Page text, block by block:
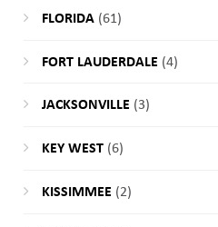
FLORIDA(61)
FORT LAUDERDALE (4)
JACKSONVILLE (3)
KEY WEST(6)
KISSIMMEE (2)